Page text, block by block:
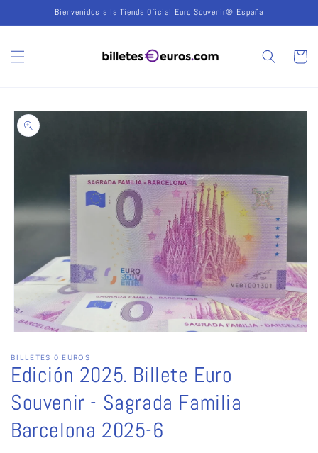
directamente
al contenido
Bienvenidos a la Tienda Oficial Euro Souvenir® España
Carrito
directamente
a la
información
multimedia
1
en
ventana
modal
BILLETES 0 EUROS
Edición 2025. Billete Euro
Souvenir - Sagrada Familia
Barcelona 2025-6